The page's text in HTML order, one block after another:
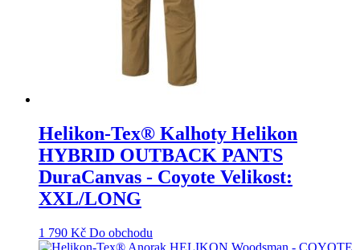
Helikon-Tex® Kalhoty Helikon
HYBRID OUTBACK PANTS
DuraCanvas - Coyote Velikost:
XXL/LONG
1 790 Kč Do obchodu